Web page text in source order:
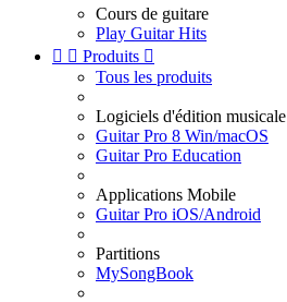
Cours de guitare
Play Guitar Hits
  Produits 
Tous les produits
Logiciels d'édition musicale
Guitar Pro 8 Win/macOS
Guitar Pro Education
Applications Mobile
Guitar Pro iOS/Android
Partitions
MySongBook